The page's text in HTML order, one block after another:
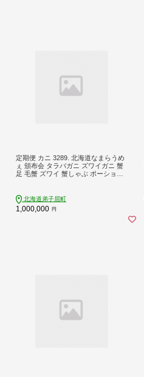
定期便 カニ 3289. 北海道なまらうめ
ぇ 頒布会 タラバガニ ズワイガニ 蟹
足 毛蟹 ズワイ 蟹しゃぶ ポーション
北海道弟子屈町
1,000,000 円